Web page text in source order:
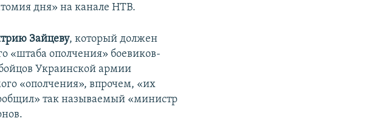
дня» на канале НТВ.
Зайцеву, который должен
«штаба ополчения» боевиков-
Украинской армии
«ополчения», впрочем, «их
так называемый «министр